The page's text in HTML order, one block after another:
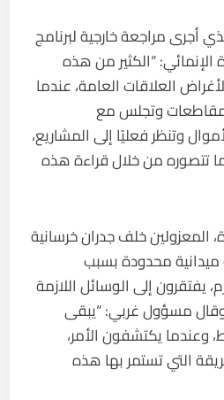
أجرى مراجعة خارجية لبرنامج
الإنمائي: “الكثير من هذه
العلاقات العامة، عندما
وتجلس مع
وتنظر فعليًا إلى المشاريع،
تتصوره من خلال قراءة هذه
خلف جدران خرسانية
ميدانية محدودة بسبب
يفتقرون إلى الوسائل اللازمة
مسؤول غربي: “يبقى
وعندما يكتشفون الأمر،
التي تستمر بها هذه